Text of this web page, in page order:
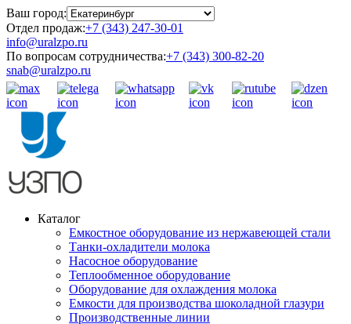
Ваш город:
Отдел продаж:+7 (343) 247-30-01
info@uralzpo.ru
По вопросам сотрудничества:+7 (343) 300-82-20
snab@uralzpo.ru
Каталог
Емкостное оборудование из нержавеющей стали
Танки-охладители молока
Насосное оборудование
Теплообменное оборудование
Оборудование для охлаждения молока
Емкости для производства шоколадной глазури
Производственные линии